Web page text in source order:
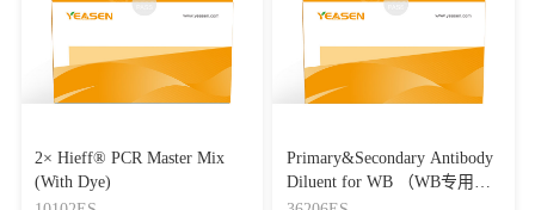
2× Hieff® PCR Master Mix
(With Dye)
Primary&Secondary Antibody
Diluent for WB （WB专用一
抗二抗稀释液）